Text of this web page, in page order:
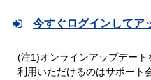
今すぐログインしてア
(注1)オンラインアップデート
利用いただけるのはサポート